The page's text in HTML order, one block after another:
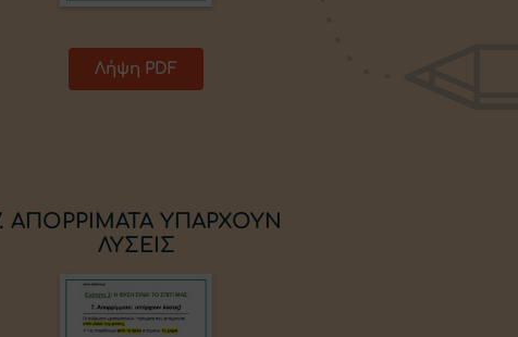
Λήψη PDF
ΑΠΟΡΡΙΜΑΤΑ ΥΠΑΡΧΟΥΝ
ΛΥΣΕΙΣ